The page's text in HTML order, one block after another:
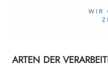
ARTEN DER